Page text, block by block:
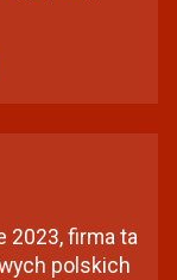
2023, firma ta
polskich